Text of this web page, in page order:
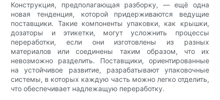
Конструкция, предполагающая разборку, — ещё одна
новая тенденция, которой придерживаются ведущие
поставщики. Такие компоненты упаковки, как крышки,
дозаторы и этикетки, могут усложнить процессы
переработки, если они изготовлены из разных
материалов или соединены таким образом, что их
невозможно разделить. Поставщики, ориентированные
на устойчивое развитие, разрабатывают упаковочные
системы, в которых каждую часть можно легко отделить,
что обеспечивает надлежащую переработку.